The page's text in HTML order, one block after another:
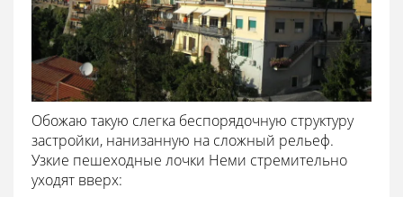
Обожаю такую слегка беспорядочную структуру
застройки, нанизанную на сложный рельеф.
Узкие пешеходные лочки Неми стремительно
уходят вверх: